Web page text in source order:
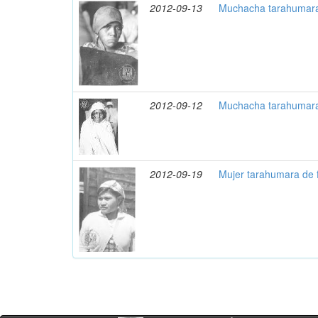
2012-09-13 Muchacha
2012-09-12 Muchacha
2012-09-19 Mujer tarahumara